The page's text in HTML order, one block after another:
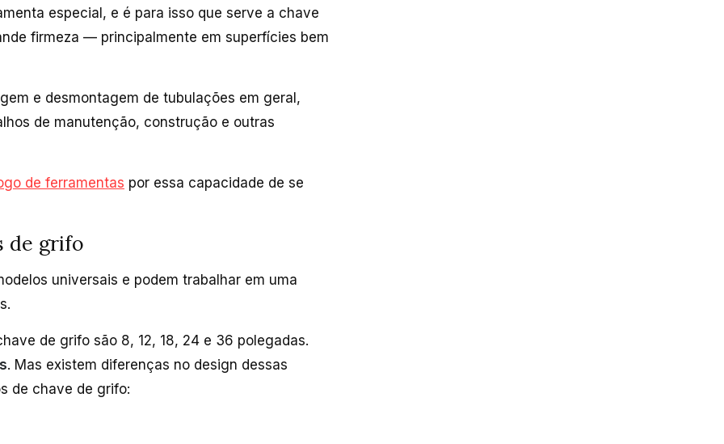
especial, e é para isso que serve a chave
firmeza — principalmente em superfícies bem
e desmontagem de tubulações em geral,
de manutenção, construção e outras
de ferramentas por essa capacidade de se
de grifo
universais e podem trabalhar em uma
de grifo são 8, 12, 18, 24 e 36 polegadas.
. Mas existem diferenças no design dessas
de chave de grifo: